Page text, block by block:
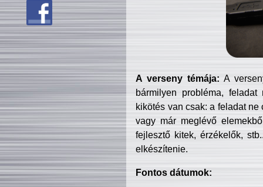
A verseny témája: A
bármilyen probléma, feladat
kikötés van csak: a feladat
vagy már meglévő
fejlesztő kitek, érzékelők,
elkészítenie.
Fontos dátumok: